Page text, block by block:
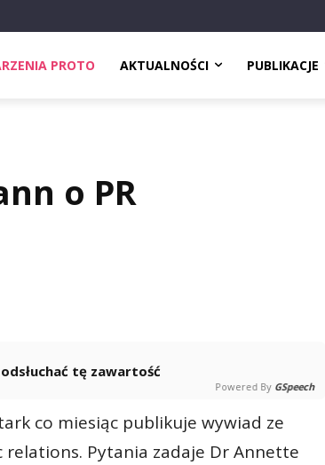
PROTO AKTUALNOŚCI PUBLIKACJE
o PR
tę zawartość
Powered By GSpeech
co miesiąc publikuje wywiad ze
Pytania zadaje Dr Annette